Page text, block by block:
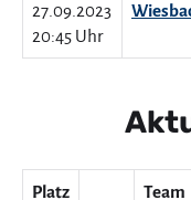
27.09.2023
20:45 Uhr
Platz Team